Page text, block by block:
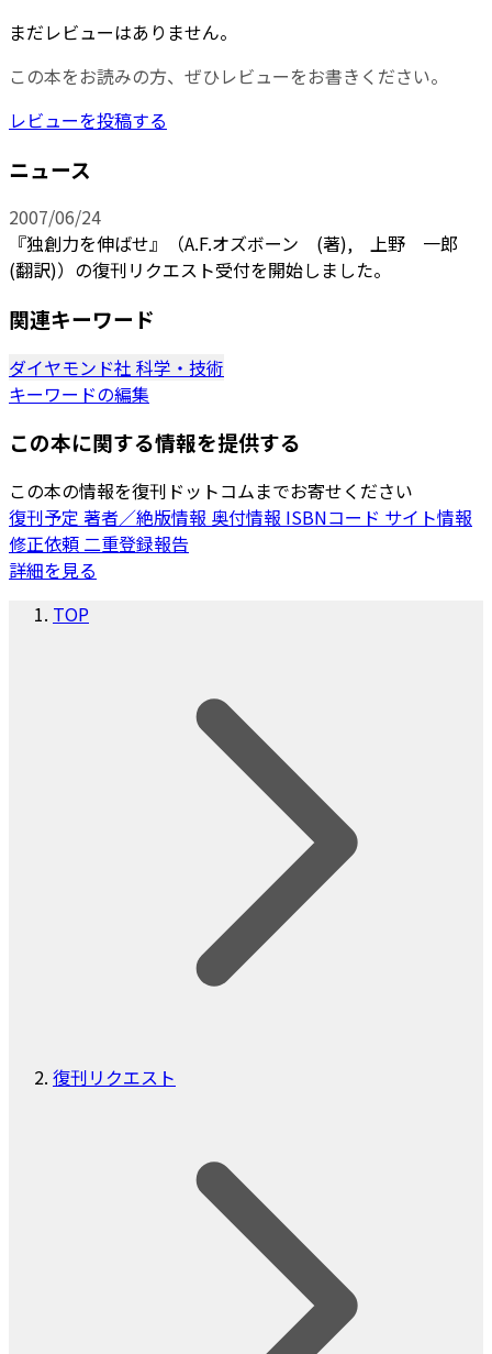
まだレビューはありません。
この本をお読みの方、ぜひレビューをお書きください。
レビューを投稿する
ニュース
2007/06/24
『独創力を伸ばせ』（A.F.オズボーン (著), 上野 一郎
(翻訳)）の復刊リクエスト受付を開始しました。
関連キーワード
ダイヤモンド社 科学・技術
キーワードの編集
この本に関する情報を提供する
この本の情報を復刊ドットコムまでお寄せください
復刊予定 著者／絶版情報 奥付情報 ISBNコード サイト情報
修正依頼二重登録報告
詳細を見る
TOP
復刊リクエスト